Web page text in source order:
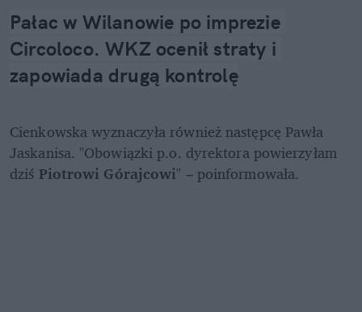
Pałac w Wilanowie po imprezie
Circoloco. WKZ ocenił straty i
zapowiada drugą kontrolę
Cienkowska wyznaczyła również następcę Pawła
Jaskanisa. "Obowiązki p.o. dyrektora powierzyłam
dziś Piotrowi Górajcowi" – poinformowała.